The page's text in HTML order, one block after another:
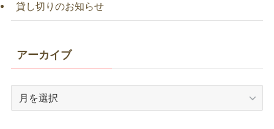
貸し切りのお知らせ
アーカイブ